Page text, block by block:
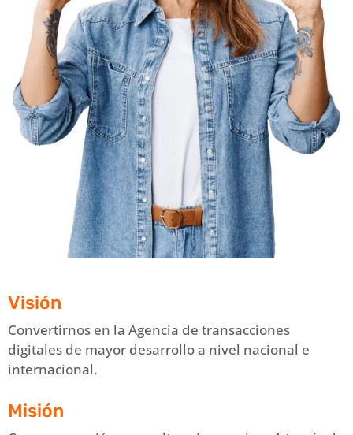
Visión
Convertirnos en la Agencia de transacciones
digitales de mayor desarrollo a nivel nacional e
internacional.
Misión